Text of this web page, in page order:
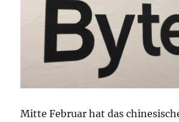
Mitte Februar hat das